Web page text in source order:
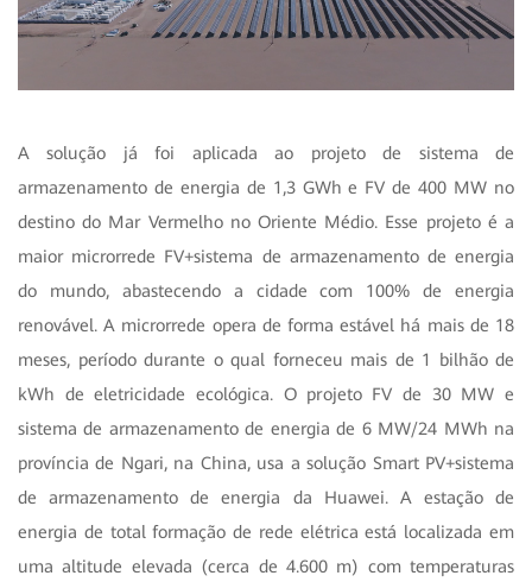
A solução já foi aplicada ao projeto de sistema de
armazenamento de energia de 1,3 GWh e FV de 400 MW no
destino do Mar Vermelho no Oriente Médio. Esse projeto é a
maior microrrede FV+sistema de armazenamento de energia
do mundo, abastecendo a cidade com 100% de energia
renovável. A microrrede opera de forma estável há mais de 18
meses, período durante o qual forneceu mais de 1 bilhão de
kWh de eletricidade ecológica. O projeto FV de 30 MW e
sistema de armazenamento de energia de 6 MW/24 MWh na
província de Ngari, na China, usa a solução Smart PV+sistema
de armazenamento de energia da Huawei. A estação de
energia de total formação de rede elétrica está localizada em
uma altitude elevada (cerca de 4.600 m) com temperaturas